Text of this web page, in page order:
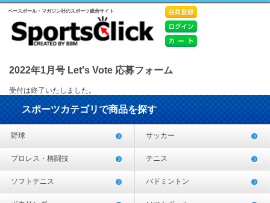
ベースボール・マガジン社のスポーツ総合サイト
2022年1月号 Let's Vote 応募フォーム
受付は終了いたしました。
スポーツカテゴリで商品を探す
野球 サッカー
プロレス・格闘技 テニス
ソフトテニス バドミントン